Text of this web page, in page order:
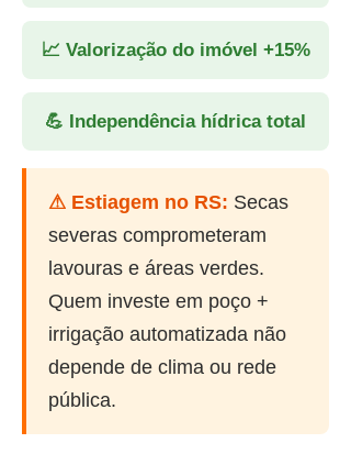
📈 Valorização do imóvel +15%
💪 Independência hídrica total
⚠ Estiagem no RS: Secas
severas comprometeram
lavouras e áreas verdes.
Quem investe em poço +
irrigação automatizada não
depende de clima ou rede
pública.